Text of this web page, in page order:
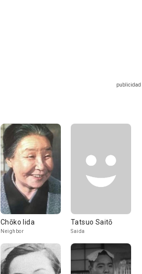
Chōko Iida
Neighbor
Tatsuo Saitō
Saida